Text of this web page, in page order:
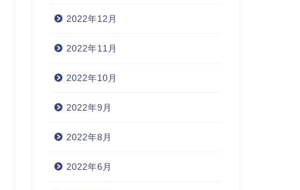
2022年12月
2022年11月
2022年10月
2022年9月
2022年8月
2022年6月